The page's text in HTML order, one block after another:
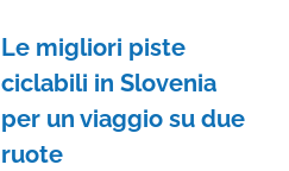
Le migliori piste
ciclabili in Slovenia
per un viaggio su due
ruote